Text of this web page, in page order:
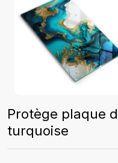
Protège plaque
turquoise